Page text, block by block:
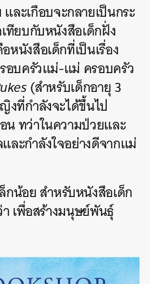
ละเกือบจะกลายเป็นกระ
ทียบกับหนังสือเด็กฝั่ง
นังสือเด็กที่เป็นเรื่อง
อบครัวแม่-แม่ ครอบครัว
(สำหรับเด็กอายุ 3
งที่กำลังจะได้ขึ้นไป
น ทว่าในความป่วยและ
ละกำลังใจอย่างดีจากแม่
กน้อย สำหรับหนังสือเด็ก
เพื่อสร้างมนุษย์พันธุ์